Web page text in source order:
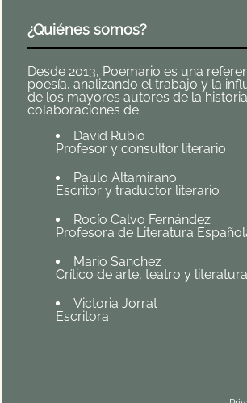
¿Quiénes somos?
Desde 2013, Poemario es una
poesía, analizando el trabajo y la
de los mayores autores de la
colaboraciones de:
David Rubio
Profesor y consultor literario
Paulo Altamirano
Escritor y traductor literario
Rocío Calvo Fernández
Profesora de Literatura
Mario Sanchez
Crítico de arte, teatro y literatura
Victoria Jorrat
Escritora